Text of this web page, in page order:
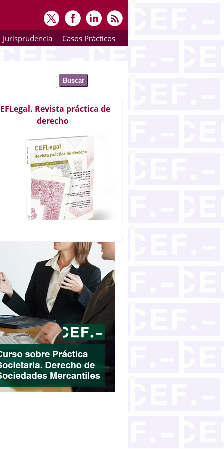
Jurisprudencia Casos Prácticos
de búsqueda
Revista práctica de
derecho